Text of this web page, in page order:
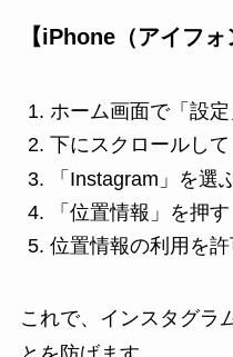
【iPhone（アイフォ
ホーム画面で「設定
下にスクロールし
「Instagram」を選
「位置情報」を押す
位置情報の利用を
これで、インスタグラ